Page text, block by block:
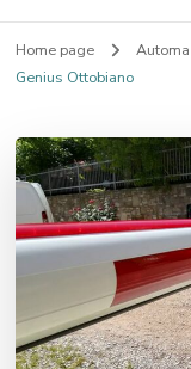
Home page
Genius Ottobiano